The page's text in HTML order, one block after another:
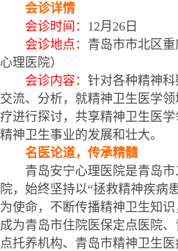
会诊详情
会诊时间： 12月26日
会诊地点： 青岛市市北区
心理医院）
会诊内容： 针对各种精神科
交流、分析，就精神卫生医学
疗进行探讨，共享精神卫生医
精神卫生事业的发展和壮大。
名医论道，传承精髓
青岛安宁心理医院是青岛市
院，始终坚持以“拯救精神疾病
为使命，不断传播精神卫生知
成为青岛市住院医保定点医院
点托养机构、青岛市精神卫生